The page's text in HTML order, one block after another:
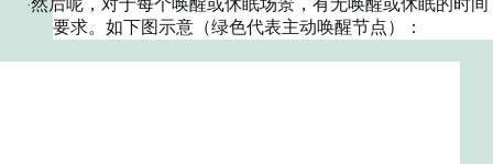
·然后呢，对于每个唤醒或休眠场景，有无唤醒或休眠的时间
要求。如下图示意（绿色代表主动唤醒节点）：